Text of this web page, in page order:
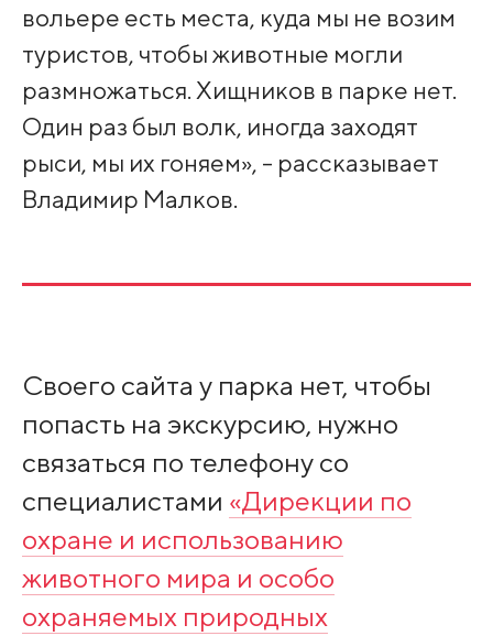
вольере есть места, куда мы не возим
туристов, чтобы животные могли
размножаться. Хищников в парке нет.
Один раз был волк, иногда заходят
рыси, мы их гоняем», - рассказывает
Владимир Малков.
Своего сайта у парка нет, чтобы
попасть на экскурсию, нужно
связаться по телефону со
специалистами «Дирекции по
охране и использованию
животного мира и особо
охраняемых природных